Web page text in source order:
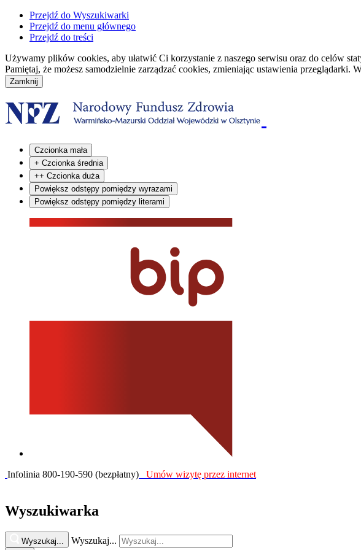
Przejdź do Wyszukiwarki
Przejdź do menu głównego
Przejdź do treści
Używamy plików cookies, aby ułatwić Ci korzystanie z naszego serwisu oraz do celów
Pamiętaj, że możesz samodzielnie zarządzać cookies, zmieniając ustawienia przeglądarki.
Czcionka mała
+ Czcionka średnia
++ Czcionka duża
Powiększ odstępy pomiędzy wyrazami
Powiększ odstępy pomiędzy literami
Infolinia 800-190-590 (bezpłatny) Umów wizytę przez internet
Wyszukiwarka
Wyszukaj... Wyszukaj...